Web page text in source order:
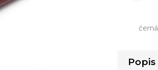
černá
Popis